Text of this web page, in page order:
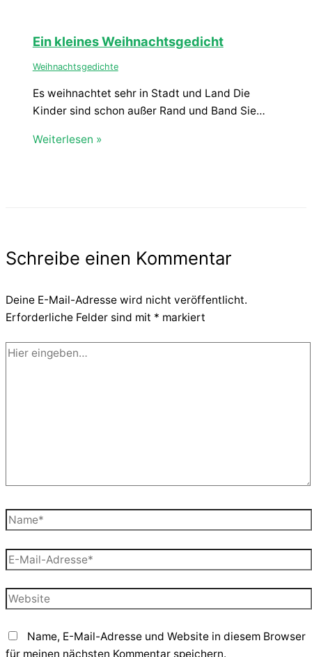
Ein kleines Weihnachtsgedicht
Weihnachtsgedichte
Es weihnachtet sehr in Stadt und Land Die
Kinder sind schon außer Rand und Band Sie…
Weiterlesen »
Schreibe einen Kommentar
Deine E-Mail-Adresse wird nicht veröffentlicht.
Erforderliche Felder sind mit * markiert
Hier
Name*
E-
Mail-
Adresse*
Website
Name, E-Mail-Adresse und Website in diesem Browser
für meinen nächsten Kommentar speichern.